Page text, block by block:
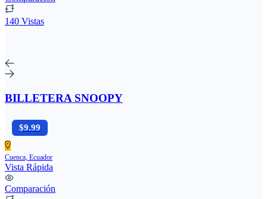
140 Vistas
BILLETERA SNOOPY
$9.99
Cuenca, Ecuador
Vista Rápida
Comparación